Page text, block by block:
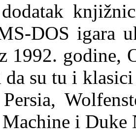
DOS igara
1992. godine,
da su tu i
i Duke